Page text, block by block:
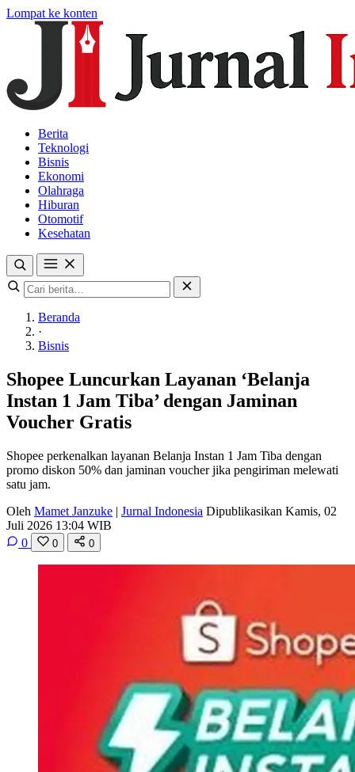
Lompat ke konten
Berita
Teknologi
Bisnis
Ekonomi
Olahraga
Hiburan
Otomotif
Kesehatan
Beranda
·
Bisnis
Shopee Luncurkan Layanan ‘Belanja
Instan 1 Jam Tiba’ dengan Jaminan
Voucher Gratis
Shopee perkenalkan layanan Belanja Instan 1 Jam Tiba dengan
promo diskon 50% dan jaminan voucher jika pengiriman melewati
satu jam.
Oleh Mamet Janzuke | Jurnal Indonesia Dipublikasikan Kamis, 02
Juli 2026 13:04 WIB
0
0 0